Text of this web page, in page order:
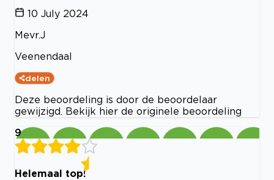
10 July 2024
Mevr.J
Veenendaal
delen
Deze beoordeling is door de beoordelaar
gewijzigd. Bekijk hier de originele beoordeling
9
Helemaal top!